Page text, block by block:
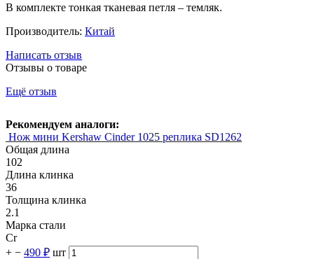
В комплекте тонкая тканевая петля – темляк.
Производитель: Китай
Написать отзыв
Отзывы о товаре
Ещё отзыв
Рекомендуем аналоги:
Нож мини Kershaw Cinder 1025 реплика SD1262
Общая длина
102
Длина клинка
36
Толщина клинка
2.1
Марка стали
Cr
+ − 490 ₽ шт